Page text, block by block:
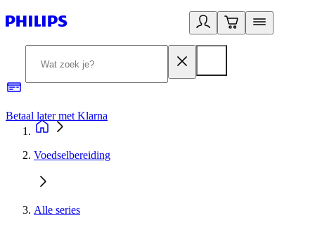
Betaal later met Klarna
Voedselbereiding
Alle series